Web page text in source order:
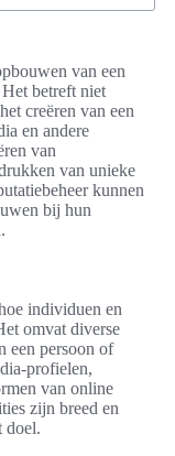
van een
betreft niet
creëren van een
en andere
van
van unieke
kunnen
bij hun
individuen en
omvat diverse
een persoon of
profielen,
van online
zijn breed en
doel.